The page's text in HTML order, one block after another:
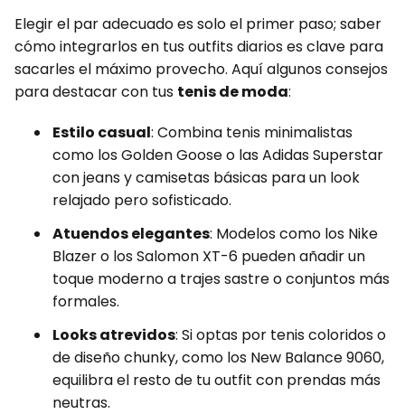
Elegir el par adecuado es solo el primer paso; saber
cómo integrarlos en tus outfits diarios es clave para
sacarles el máximo provecho. Aquí algunos consejos
para destacar con tus tenis de moda:
Estilo casual: Combina tenis minimalistas
como los Golden Goose o las Adidas Superstar
con jeans y camisetas básicas para un look
relajado pero sofisticado.
Atuendos elegantes: Modelos como los Nike
Blazer o los Salomon XT-6 pueden añadir un
toque moderno a trajes sastre o conjuntos más
formales.
Looks atrevidos: Si optas por tenis coloridos o
de diseño chunky, como los New Balance 9060,
equilibra el resto de tu outfit con prendas más
neutras.